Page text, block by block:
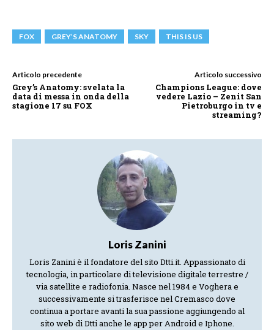
FOX GREY’S ANATOMY SKY THIS IS US
Articolo precedente
Grey’s Anatomy: svelata la
data di messa in onda della
stagione 17 su FOX
Articolo successivo
Champions League: dove
vedere Lazio – Zenit San
Pietroburgo in tv e
streaming?
Loris Zanini
Loris Zanini è il fondatore del sito Dtti.it. Appassionato di
tecnologia, in particolare di televisione digitale terrestre /
via satellite e radiofonia. Nasce nel 1984 e Voghera e
successivamente si trasferisce nel Cremasco dove
continua a portare avanti la sua passione aggiungendo al
sito web di Dtti anche le app per Android e Iphone.